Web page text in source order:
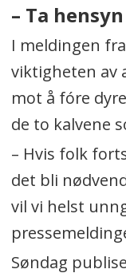
– Ta
I meldingen
viktigheten av
mot å fóre
de to kalvene
– Hvis folk
det bli
vil vi helst
Søndag